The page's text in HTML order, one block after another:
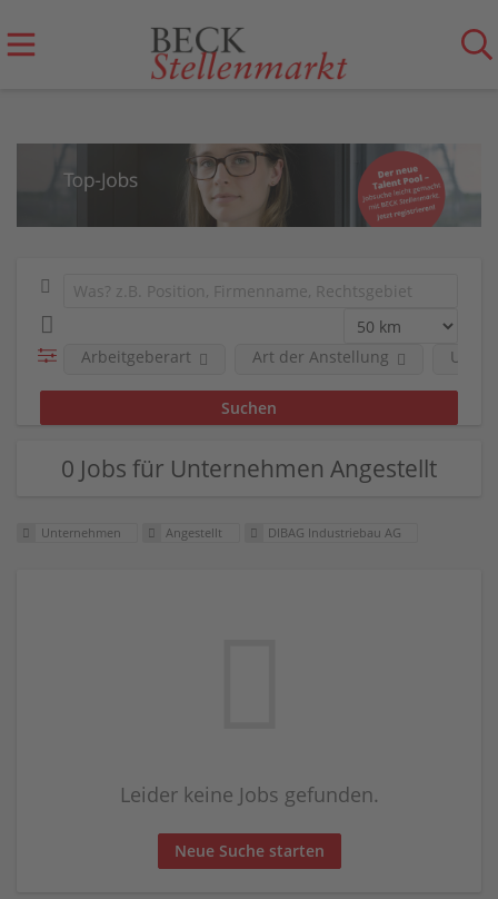
Arbeitgeberart Art der Anstellung
0 Jobs für Unternehmen Angestellt
Unternehmen Angestellt DIBAG Industriebau AG
Leider keine Jobs gefunden.
Neue Suche starten